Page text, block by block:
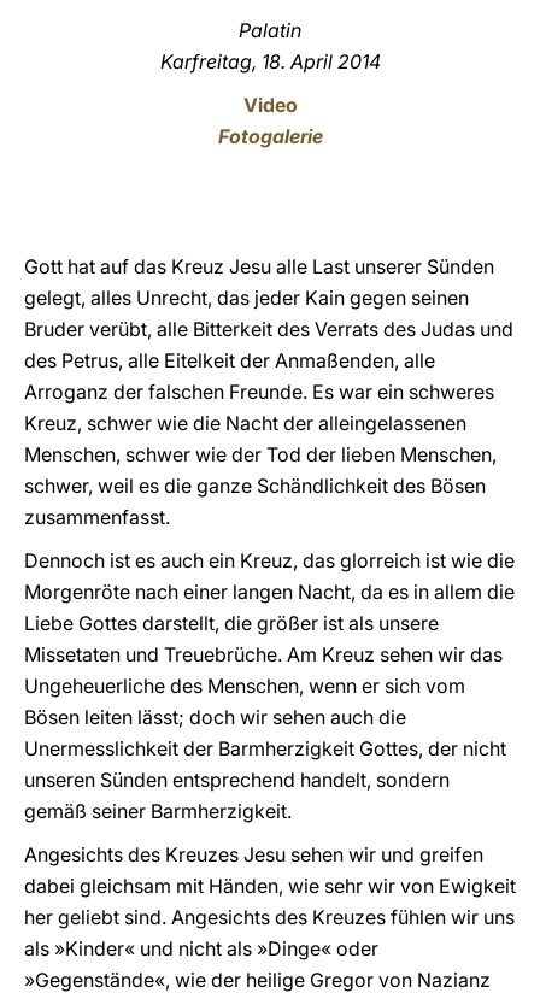
Palatin
Karfreitag, 18. April 2014
Video
Fotogalerie
Gott hat auf das Kreuz Jesu alle Last unserer Sünden
gelegt, alles Unrecht, das jeder Kain gegen seinen
Bruder verübt, alle Bitterkeit des Verrats des Judas und
des Petrus, alle Eitelkeit der Anmaßenden, alle
Arroganz der falschen Freunde. Es war ein schweres
Kreuz, schwer wie die Nacht der alleingelassenen
Menschen, schwer wie der Tod der lieben Menschen,
schwer, weil es die ganze Schändlichkeit des Bösen
zusammenfasst.
Dennoch ist es auch ein Kreuz, das glorreich ist wie die
Morgenröte nach einer langen Nacht, da es in allem die
Liebe Gottes darstellt, die größer ist als unsere
Missetaten und Treuebrüche. Am Kreuz sehen wir das
Ungeheuerliche des Menschen, wenn er sich vom
Bösen leiten lässt; doch wir sehen auch die
Unermesslichkeit der Barmherzigkeit Gottes, der nicht
unseren Sünden entsprechend handelt, sondern
gemäß seiner Barmherzigkeit.
Angesichts des Kreuzes Jesu sehen wir und greifen
dabei gleichsam mit Händen, wie sehr wir von Ewigkeit
her geliebt sind. Angesichts des Kreuzes fühlen wir uns
als »Kinder« und nicht als »Dinge« oder
»Gegenstände«, wie der heilige Gregor von Nazianz